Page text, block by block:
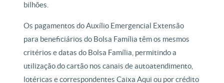
bilhões.
Os pagamentos do Auxílio Emergencial Extensão
para beneficiários do Bolsa Família têm os mesmos
critérios e datas do Bolsa Família, permitindo a
utilização do cartão nos canais de autoatendimento,
lotéricas e correspondentes Caixa Aqui ou por crédito